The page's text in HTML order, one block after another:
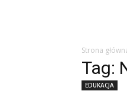
Strona
Tag:
EDUKACJA